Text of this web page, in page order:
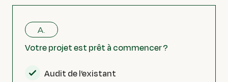
A.
Votre projet est prêt à commencer ?
Audit de l’existant